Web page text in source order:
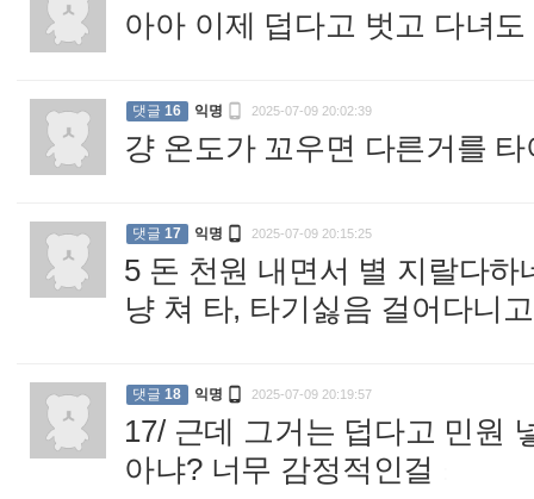
아아 이제 덥다고 벗고 다녀
댓글 16 익명  2025-07-09 20:02:39
걍 온도가 꼬우면 다른거를
댓글 17 익명  2025-07-09 20:15:25
5 돈 천원 내면서 별 지랄다
냥 쳐 타, 타기싫음 걸어다니
댓글 18 익명  2025-07-09 20:19:57
17/ 근데 그거는 덥다고 민원
아냐? 너무 감정적인걸